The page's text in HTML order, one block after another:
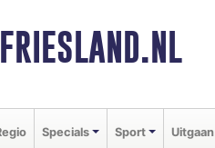
Specials Sport Uitgaan